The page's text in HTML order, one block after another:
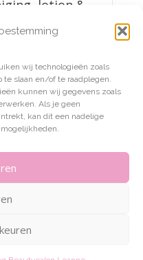
wij technologieën zoals
te slaan en/of te raadplegen.
kunnen wij gegevens zoals
Als je geen
kan dit een nadelige
lotion &
LEANNE